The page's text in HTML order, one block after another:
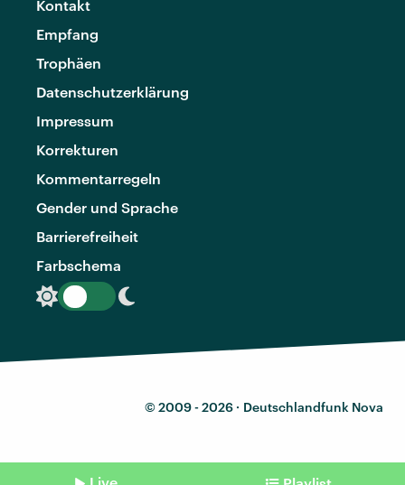
Kontakt
Empfang
Trophäen
Datenschutzerklärung
Impressum
Korrekturen
Kommentarregeln
Gender und Sprache
Barrierefreiheit
Farbschema
© 2009 - 2026 · Deutschlandfunk Nova